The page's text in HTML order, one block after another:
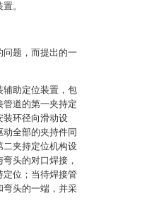
。
题，而提出的一
辅助定位装置，包
道的第一夹持定
装环径向滑动设
全部的夹持件同
二夹持定位机构设
头的对口焊接，
定位；当待焊接管
弯头的一端，并采